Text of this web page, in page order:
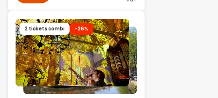
2 tickets combi -26%